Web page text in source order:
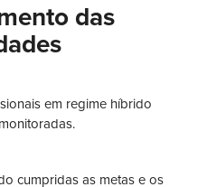
das
em regime híbrido
cumpridas as metas e os